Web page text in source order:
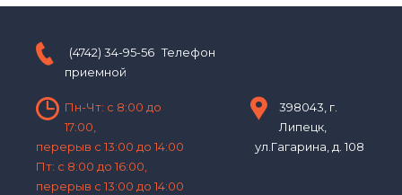
(4742) 34-95-56 Телефон
приемной
Пн-Чт: с 8:00 до
17:00,
перерыв с 13:00 до 14:00
Пт: с 8:00 до 16:00,
перерыв с 13:00 до 14:00
398043, г.
Липецк,
ул.Гагарина, д. 108